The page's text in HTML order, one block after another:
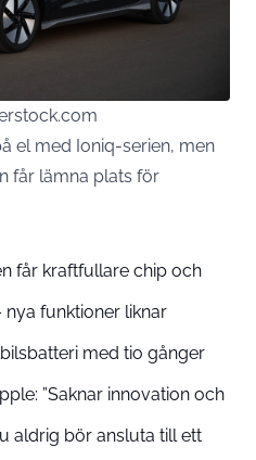
el med Ioniq-serien, men
får lämna plats för
får kraftfullare chip och
nya funktioner liknar
med tio gånger
”Saknar innovation och
aldrig bör ansluta till ett